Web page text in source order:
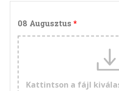
08 Augusztus
Kattintson a fájl